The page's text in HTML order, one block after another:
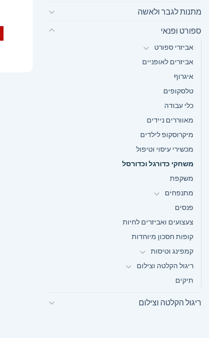
מתנות לגבר ולאשה
ספורט ופנאי
אביזרי ספורט
אביזרים לאופניים
איגרוף
טלסקופים
כלי עבודה
מאווררים ניידים
מיקרוסקופ לילדים
מכשירי עיסוי וטיפול
משחקי כדורגל וכדורסל
משקפת
מתנפחים
פנסים
צעצועים ואביזרים לחיות
קופות חסכון מיוחדות
קמפינג וטיסות
ריגול הקלטה וצילום
תיקים
ריגול הקלטה וצילום